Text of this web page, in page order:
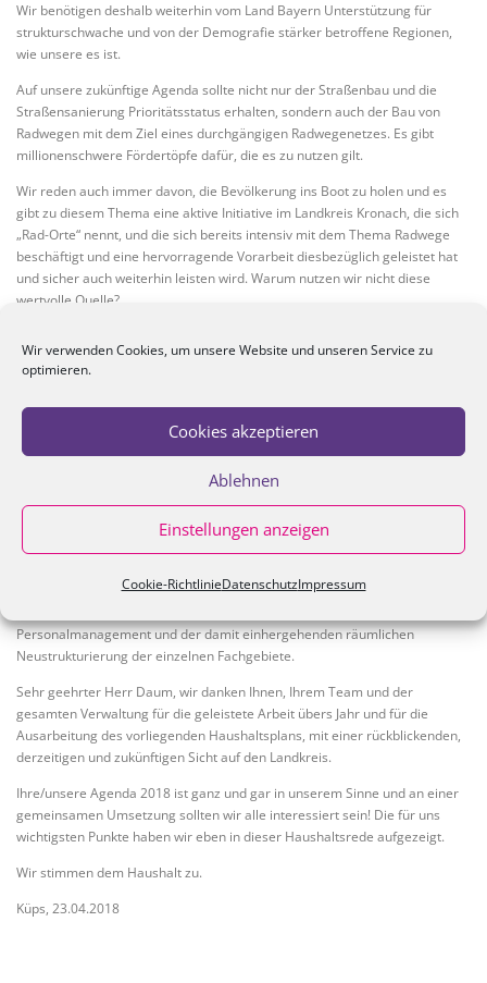
Wir verwenden Cookies, um unsere Website und unseren Service zu
optimieren.
Cookies akzeptieren
Ablehnen
Einstellungen anzeigen
Cookie-RichtlinieDatenschutzImpressum
Wir benötigen deshalb weiterhin vom Land Bayern Unterstützung für
strukturschwache und von der Demografie stärker betroffene Regionen,
wie unsere es ist.
Auf unsere zukünftige Agenda sollte nicht nur der Straßenbau und die
Straßensanierung Prioritätsstatus erhalten, sondern auch der Bau von
Radwegen mit dem Ziel eines durchgängigen Radwegenetzes. Es gibt
millionenschwere Fördertöpfe dafür, die es zu nutzen gilt.
Wir reden auch immer davon, die Bevölkerung ins Boot zu holen und es
gibt zu diesem Thema eine aktive Initiative im Landkreis Kronach, die sich
„Rad-Orte“ nennt, und die sich bereits intensiv mit dem Thema Radwege
beschäftigt und eine hervorragende Vorarbeit diesbezüglich geleistet hat
und sicher auch weiterhin leisten wird. Warum nutzen wir nicht diese
wertvolle Quelle?
ist Spitzenreiter in Sachen Stromversorgung durch erneuerbare Energien
in einer Höhe von sage und schreibe 60,5 %. Der Landkreis Kronach
also noch viel Raum für Verbesserungen auf diesem Gebiet. Die Vorarbeit
dafür wurde und wird an vielen Stellen bereits geleistet, zu erwähnen wäre
Leider fehlt nach wie vor das Interesse, neue Wege zu gehen und mehr
Engagement und Initiative zu zeigen.
Sehr geehrter Herr Landrat, im Namen der FL und der Grünen danken wir
Wir danken dir für den hohen und wertvollen Informationsfluss seit deiner
Personalmanagement und der damit einhergehenden räumlichen
Neustrukturierung der einzelnen Fachgebiete.
Sehr geehrter Herr Daum, wir danken Ihnen, Ihrem Team und der
gesamten Verwaltung für die geleistete Arbeit übers Jahr und für die
Ausarbeitung des vorliegenden Haushaltsplans, mit einer rückblickenden,
derzeitigen und zukünftigen Sicht auf den Landkreis.
Ihre/unsere Agenda 2018 ist ganz und gar in unserem Sinne und an einer
gemeinsamen Umsetzung sollten wir alle interessiert sein! Die für uns
wichtigsten Punkte haben wir eben in dieser Haushaltsrede aufgezeigt.
Wir stimmen dem Haushalt zu.
Küps, 23.04.2018